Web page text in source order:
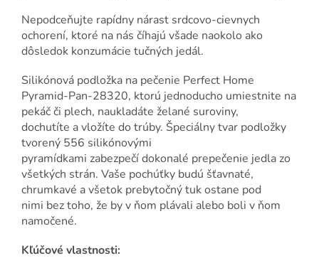
Nepodceňujte rapídny nárast srdcovo-cievnych
ochorení, ktoré na nás číhajú všade naokolo ako
dôsledok konzumácie tučných jedál.
Silikónová podložka na pečenie Perfect Home
Pyramid-Pan-28320, ktorú jednoducho umiestnite na
pekáč či plech, naukladáte želané suroviny,
dochutíte a vložíte do trúby. Špeciálny tvar podložky
tvorený 556 silikónovými
pyramídkami zabezpečí dokonalé prepečenie jedla zo
všetkých strán. Vaše pochúťky budú šťavnaté,
chrumkavé a všetok prebytočný tuk ostane pod
nimi bez toho, že by v ňom plávali alebo boli v ňom
namočené.
Kľúčové vlastnosti: